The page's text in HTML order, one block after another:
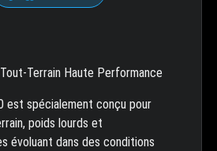
Terrain Haute Performance
est spécialement conçu pour
poids lourds et
évoluant dans des conditions